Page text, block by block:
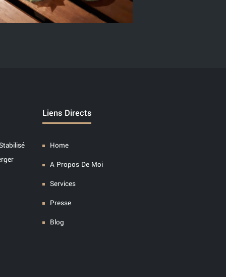
Liens Directs
Home
A Propos De Moi
Services
Presse
Blog